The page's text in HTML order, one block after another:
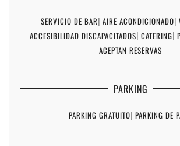
SERVICIO DE BAR| AIRE ACONDICIONADO|
ACCESIBILIDAD DISCAPACITADOS| CATERING|
ACEPTAN RESERVAS
PARKING
PARKING GRATUITO| PARKING DE